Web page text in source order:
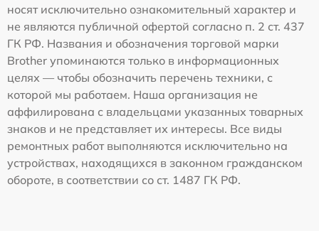
носят исключительно ознакомительный характер и
не являются публичной офертой согласно п. 2 ст. 437
ГК РФ. Названия и обозначения торговой марки
Brother упоминаются только в информационных
целях — чтобы обозначить перечень техники, с
которой мы работаем. Наша организация не
аффилирована с владельцами указанных товарных
знаков и не представляет их интересы. Все виды
ремонтных работ выполняются исключительно на
устройствах, находящихся в законном гражданском
обороте, в соответствии со ст. 1487 ГК РФ.